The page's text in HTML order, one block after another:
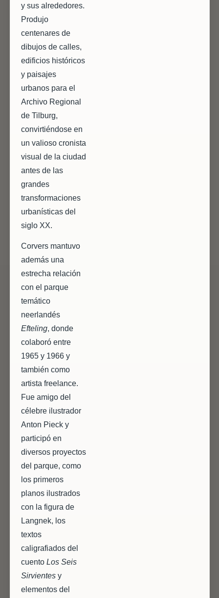
y sus alrededores.
Produjo
centenares de
dibujos de calles,
edificios históricos
y paisajes
urbanos para el
Archivo Regional
de Tilburg,
convirtiéndose en
un valioso cronista
visual de la ciudad
antes de las
grandes
transformaciones
urbanísticas del
siglo XX.
Corvers mantuvo
además una
estrecha relación
con el parque
temático
neerlandés
Efteling, donde
colaboró entre
1965 y 1966 y
también como
artista freelance.
Fue amigo del
célebre ilustrador
Anton Pieck y
participó en
diversos proyectos
del parque, como
los primeros
planos ilustrados
con la figura de
Langnek, los
textos
caligrafiados del
cuento Los Seis
Sirvientes y
elementos del